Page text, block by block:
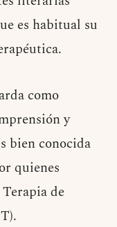
es habitual su
como
y
bien conocida
quienes
de